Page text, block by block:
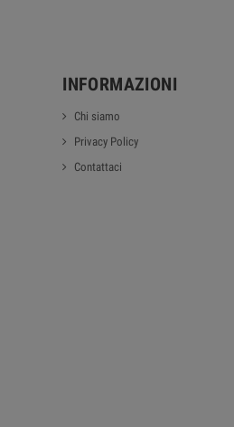
INFORMAZIONI
Chi siamo
Privacy Policy
Contattaci